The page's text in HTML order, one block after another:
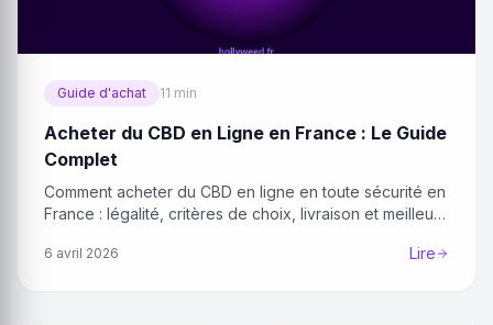
Guide d'achat 11 min
Acheter du CBD en Ligne en France : Le Guide
Complet
Comment acheter du CBD en ligne en toute sécurité en
France : légalité, critères de choix, livraison et meilleurs
6 avril 2026 Lire